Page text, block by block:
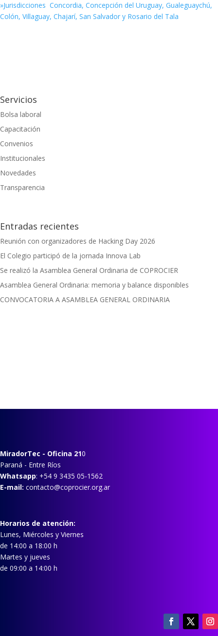
»Jurisdicciones Concordia, Concepción del Uruguay, Gualeguaychú,
Colón, Villaguay, Chajarí, San Salvador y Rosario del Tala
Servicios
Bolsa laboral
Capacitación
Convenios
Institucionales
Novedades
Transparencia
Entradas recientes
Reunión con organizadores de Hacking Day 2026
El Colegio participó de la jornada Innova Lab
Se realizó la Asamblea General Ordinaria de COPROCIER
Asamblea General Ordinaria: memoria y balance disponibles
CONVOCATORIA A ASAMBLEA GENERAL ORDINARIA
MiradorTec - Oficina 210
Paraná - Entre Ríos
Whatsapp: +54 9 3435 05-1562
E-mail: contacto@coprocier.org.ar
Horarios de atención:
Lunes, Miércoles y Viernes
de 14:00 a 18:00 h
Martes y jueves
de 09:00 a 14:00 h